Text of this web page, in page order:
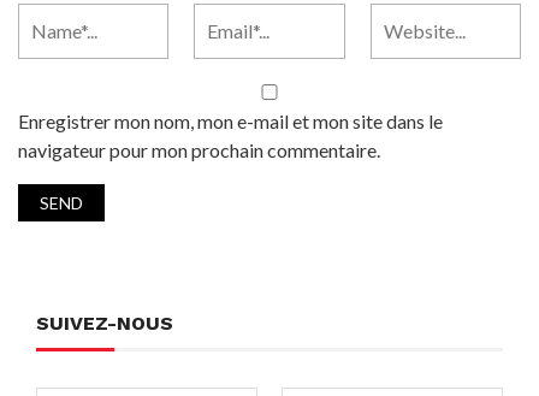
Enregistrer mon nom, mon e-mail et mon site dans le
navigateur pour mon prochain commentaire.
SUIVEZ-NOUS